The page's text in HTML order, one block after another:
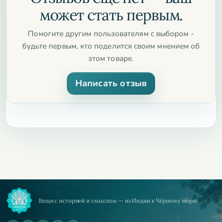
может стать первым.
Помогите другим пользователям с выбором -
будьте первым, кто поделится своим мнением об
этом товаре.
Написать отзыв
Вещи с историей и смыслом — из Индии к Чёрному морю.